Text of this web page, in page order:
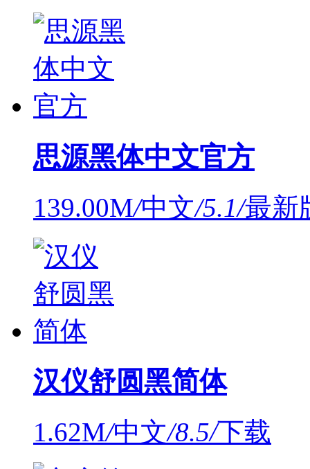
思源黑体中文官方
139.00M/中文/5.1/最新
汉仪舒圆黑简体
1.62M/中文/8.5/下载